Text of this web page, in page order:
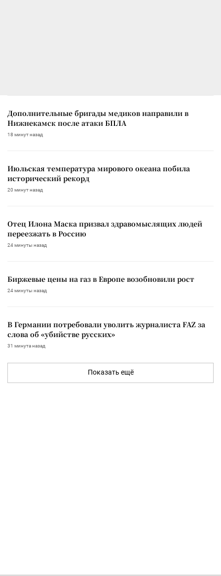
Дополнительные бригады медиков направили в
Нижнекамск после атаки БПЛА
18 минут назад
Июльская температура мирового океана побила
исторический рекорд
20 минут назад
Отец Илона Маска призвал здравомыслящих людей
переезжать в Россию
24 минуты назад
Биржевые цены на газ в Европе возобновили рост
24 минуты назад
В Германии потребовали уволить журналиста FAZ за
слова об «убийстве русских»
31 минута назад
Показать ещё